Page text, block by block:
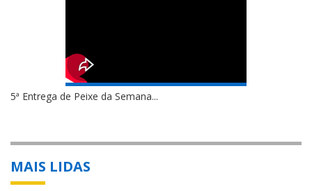
5ª Entrega de Peixe da Semana...
MAIS LIDAS